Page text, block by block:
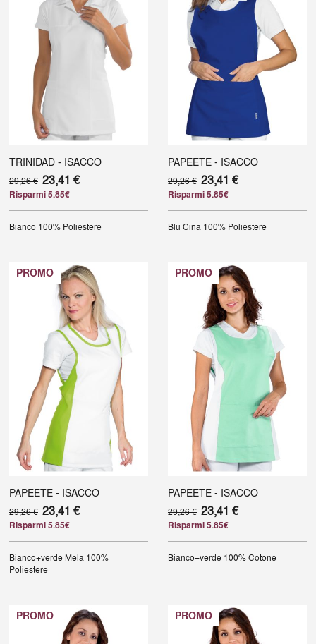
TRINIDAD - ISACCO
29,26 € 23,41 €
Risparmi 5.85€
Bianco 100% Poliestere
PAPEETE - ISACCO
29,26 € 23,41 €
Risparmi 5.85€
Blu Cina 100% Poliestere
PROMO
PAPEETE - ISACCO
29,26 € 23,41 €
Risparmi 5.85€
Bianco+verde Mela 100%
Poliestere
PROMO
PAPEETE - ISACCO
29,26 € 23,41 €
Risparmi 5.85€
Bianco+verde 100% Cotone
PROMO PROMO